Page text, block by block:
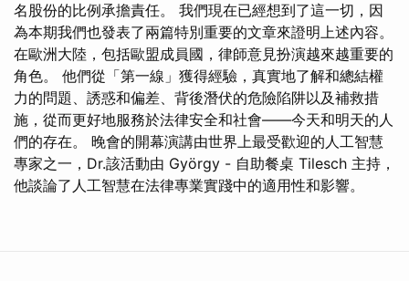
名股份的比例承擔責任。 我們現在已經想到了這一切，因
為本期我們也發表了兩篇特別重要的文章來證明上述內容。
在歐洲大陸，包括歐盟成員國，律師意見扮演越來越重要的
角色。 他們從「第一線」獲得經驗，真實地了解和總結權
力的問題、誘惑和偏差、背後潛伏的危險陷阱以及補救措
施，從而更好地服務於法律安全和社會——今天和明天的人
們的存在。 晚會的開幕演講由世界上最受歡迎的人工智慧
專家之一，Dr.該活動由 György - 自助餐桌 Tilesch 主持，
他談論了人工智慧在法律專業實踐中的適用性和影響。